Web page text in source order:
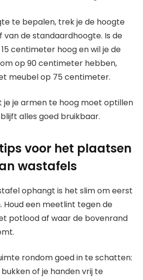
te bepalen, trek je de hoogte
van de standaardhoogte. Is de
centimeter hoog en wil je de
op 90 centimeter hebben,
meubel op 75 centimeter.
je je armen te hoog moet optillen
alles goed bruikbaar.
voor het plaatsen
wastafels
ophangt is het slim om eerst
Houd een meetlint tegen de
potlood af waar de bovenrand
rondom goed in te schatten:
of je handen vrij te